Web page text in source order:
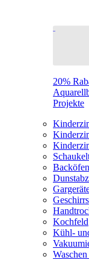
20%
Projekte
Kochfeld
Kühl-